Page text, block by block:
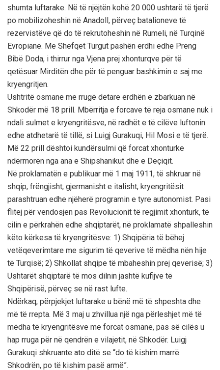
shumta luftarake. Në të njëjtën kohë 20 000 ushtarë të tjerë
po mobilizoheshin në Anadoll, përveç batalioneve të
rezervistëve që do të rekrutoheshin në Rumeli, në Turqinë
Evropiane. Me Shefqet Turgut pashën erdhi edhe Preng
Bibë Doda, i thirrur nga Vjena prej xhonturqve për të
qetësuar Mirditën dhe për të penguar bashkimin e saj me
kryengritjen.
Ushtritë osmane me rrugë detare erdhën e zbarkuan në
Shkodër më 18 prill. Mbërritja e forcave të reja osmane nuk i
ndali sulmet e kryengritësve, në radhët e të cilëve luftonin
edhe atdhetarë të tillë, si Luigj Gurakuqi, Hil Mosi e të tjerë.
Më 22 prill dështoi kundërsulmi që forcat xhonturke
ndërmorën nga ana e Shipshanikut dhe e Deçiqit.
Në proklamatën e publikuar më 1 maj 1911, të shkruar në
shqip, frëngjisht, gjermanisht e italisht, kryengritësit
parashtruan edhe njëherë programin e tyre autonomist. Pasi
flitej për vendosjen pas Revolucionit të regjimit xhonturk, të
cilin e përkrahën edhe shqiptarët, në proklamatë shpalleshin
këto kërkesa të kryengritësve: 1) Shqipëria të bëhej
vetëqeverimtare me sigurim të qeverive të mëdha nën hije
të Turqisë; 2) Shkollat shqipe të mbaheshin prej qeverisë; 3)
Ushtarët shqiptarë të mos dilnin jashtë kufijve të
Shqipërisë, përveç se në rast lufte.
Ndërkaq, përpjekjet luftarake u bënë më të shpeshta dhe
më të rrepta. Më 3 maj u zhvillua një nga përleshjet më të
mëdha të kryengritësve me forcat osmane, pas së cilës u
hap rruga për në qendrën e vilajetit, në Shkodër. Luigj
Gurakuqi shkruante ato ditë se “do të kishim marrë
Shkodrën, po të kishim pasë armë”.